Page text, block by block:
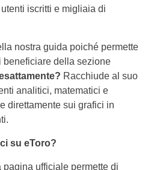
iscritti e migliaia di
nostra guida poiché permette
beneficiare della sezione
Racchiude al suo
analitici, matematici e
direttamente sui grafici in
su eToro?
pagina ufficiale permette di